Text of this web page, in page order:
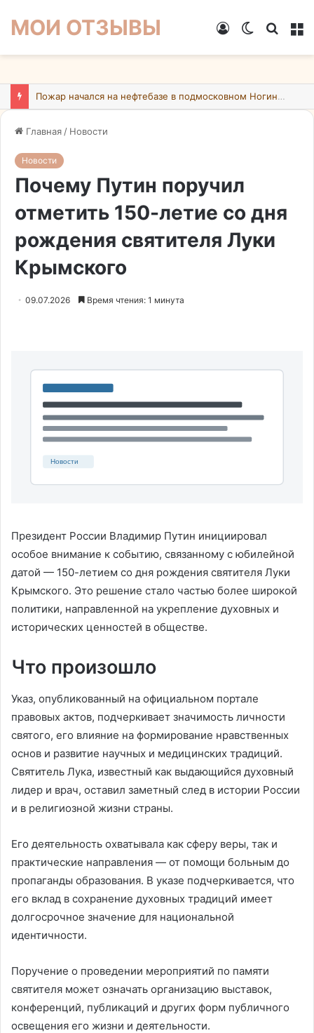
МОИ ОТЗЫВЫ
Switch
Войти
Пожар начался на нефтебазе в подмосковном Ногинске в результате атаки БПЛА ВСУ
Главная / Новости
Новости
Почему Путин поручил
отметить 150-летие со дня
рождения святителя Луки
Крымского
09.07.2026 Время чтения: 1 минута
Президент России Владимир Путин инициировал
особое внимание к событию, связанному с юбилейной
датой — 150-летием со дня рождения святителя Луки
Крымского. Это решение стало частью более широкой
политики, направленной на укрепление духовных и
исторических ценностей в обществе.
Что произошло
Указ, опубликованный на официальном портале
правовых актов, подчеркивает значимость личности
святого, его влияние на формирование нравственных
основ и развитие научных и медицинских традиций.
Святитель Лука, известный как выдающийся духовный
лидер и врач, оставил заметный след в истории России
и в религиозной жизни страны.
Его деятельность охватывала как сферу веры, так и
практические направления — от помощи больным до
пропаганды образования. В указе подчеркивается, что
его вклад в сохранение духовных традиций имеет
долгосрочное значение для национальной
идентичности.
Поручение о проведении мероприятий по памяти
святителя может означать организацию выставок,
конференций, публикаций и других форм публичного
освещения его жизни и деятельности.